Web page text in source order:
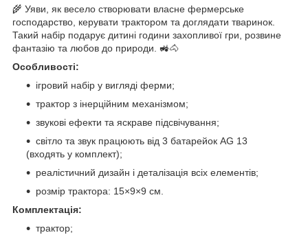
🌾 Уяви, як весело створювати власне фермерське
господарство, керувати трактором та доглядати тваринок.
Такий набір подарує дитині години захопливої гри, розвине
фантазію та любов до природи. 🚜🐴
Особливості:
ігровий набір у вигляді ферми;
трактор з інерційним механізмом;
звукові ефекти та яскраве підсвічування;
світло та звук працюють від 3 батарейок AG 13
(входять у комплект);
реалістичний дизайн і деталізація всіх елементів;
розмір трактора: 15×9×9 см.
Комплектація:
трактор;